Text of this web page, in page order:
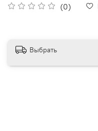
(0)
Выбрать